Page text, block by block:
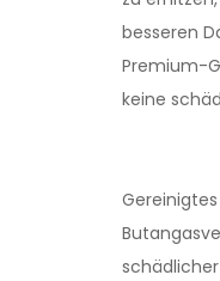
besseren
Premium-
keine